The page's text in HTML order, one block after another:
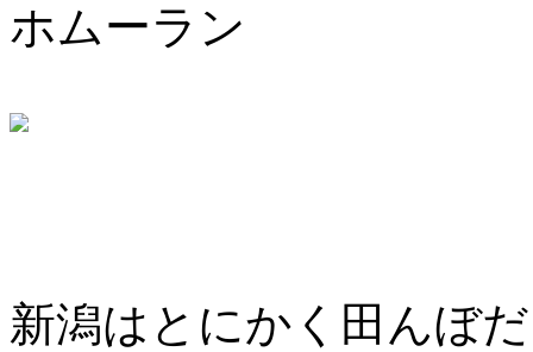
ホムーラン
新潟はとにかく田んぼ